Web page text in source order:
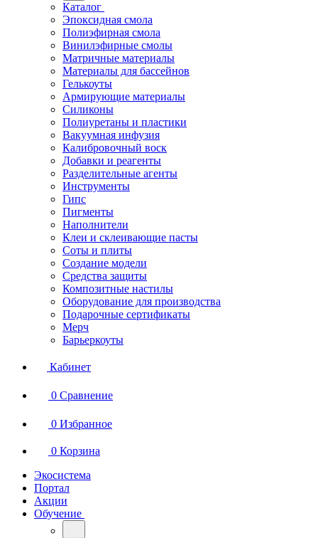
Каталог
Эпоксидная смола
Полиэфирная смола
Винилэфирные смолы
Матричные материалы
Материалы для бассейнов
Гелькоуты
Армирующие материалы
Силиконы
Полиуретаны и пластики
Вакуумная инфузия
Калибровочный воск
Добавки и реагенты
Разделительные агенты
Инструменты
Гипс
Пигменты
Наполнители
Клеи и склеивающие пасты
Соты и плиты
Создание модели
Средства защиты
Композитные настилы
Оборудование для производства
Подарочные сертификаты
Мерч
Барьеркоуты
Кабинет
0 Сравнение
0 Избранное
0 Корзина
Экосистема
Портал
Акции
Обучение